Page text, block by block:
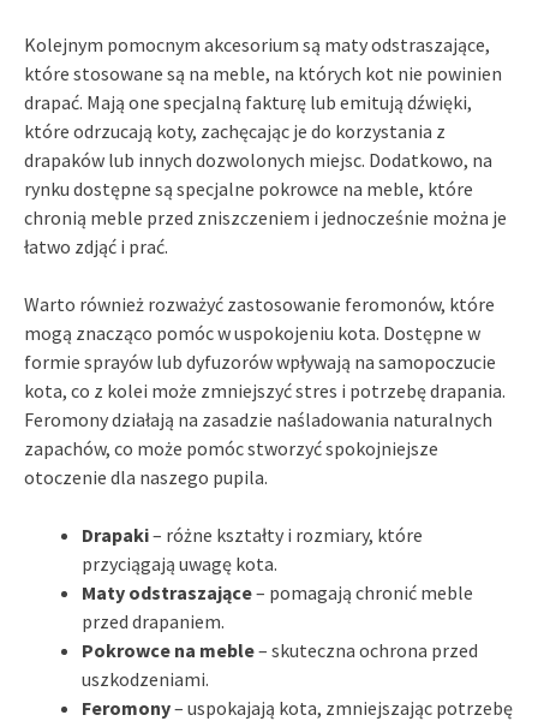
Kolejnym pomocnym akcesorium są maty odstraszające,
które stosowane są na meble, na których kot nie powinien
drapać. Mają one specjalną fakturę lub emitują dźwięki,
które odrzucają koty, zachęcając je do korzystania z
drapaków lub innych dozwolonych miejsc. Dodatkowo, na
rynku dostępne są specjalne pokrowce na meble, które
chronią meble przed zniszczeniem i jednocześnie można je
łatwo zdjąć i prać.
Warto również rozważyć zastosowanie feromonów, które
mogą znacząco pomóc w uspokojeniu kota. Dostępne w
formie sprayów lub dyfuzorów wpływają na samopoczucie
kota, co z kolei może zmniejszyć stres i potrzebę drapania.
Feromony działają na zasadzie naśladowania naturalnych
zapachów, co może pomóc stworzyć spokojniejsze
otoczenie dla naszego pupila.
Drapaki– różne kształty i rozmiary, które
przyciągają uwagę kota.
Maty odstraszające– pomagają chronić meble
przed drapaniem.
Pokrowce na meble– skuteczna ochrona przed
uszkodzeniami.
Feromony– uspokajają kota, zmniejszając potrzebę